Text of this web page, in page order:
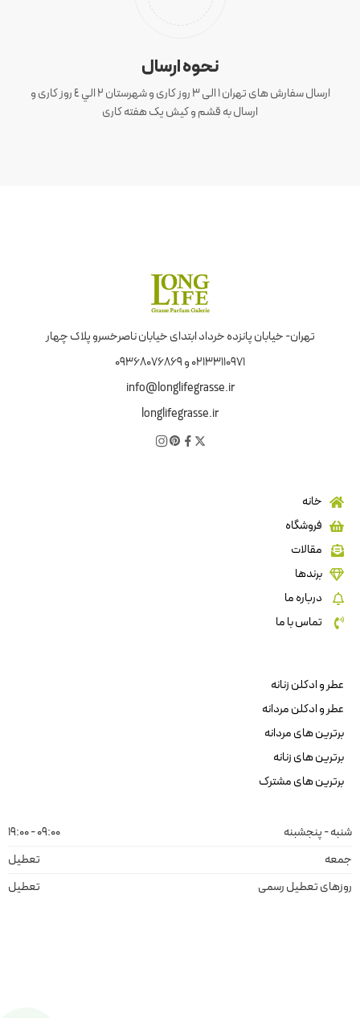
نحوه ارسال
ارسال سفارش های تهران 1 الی 3 روز کاری و شهرستان ٢ الي ٤ روز کاری و
ارسال به قشم و کیش یک هفته کاری
تهران- خیابان پانزده خرداد ابتدای خیابان ناصرخسرو پلاک چهار
02133110971 و 09368076869
info@longlifegrasse.ir
longlifegrasse.ir
خانه
فروشگاه
مقالات
برندها
درباره ما
تماس با ما
عطر و ادکلن زنانه
عطر و ادکلن مردانه
برترین های مردانه
برترین های زنانه
برترین های مشترک
شنبه - پنجشبنه
09:00 - 19:00
جمعه
تعطیل
روزهای تعطیل رسمی
تعطیل